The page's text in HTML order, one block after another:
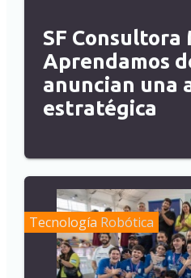
SF Consultora
Aprendamos
anuncian una
estratégica
Tecnología Robótica